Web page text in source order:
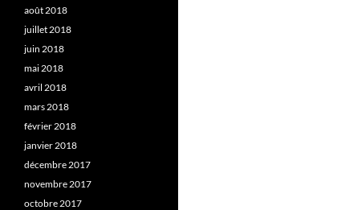
août 2018
juillet 2018
juin 2018
mai 2018
avril 2018
mars 2018
février 2018
janvier 2018
décembre 2017
novembre 2017
octobre 2017